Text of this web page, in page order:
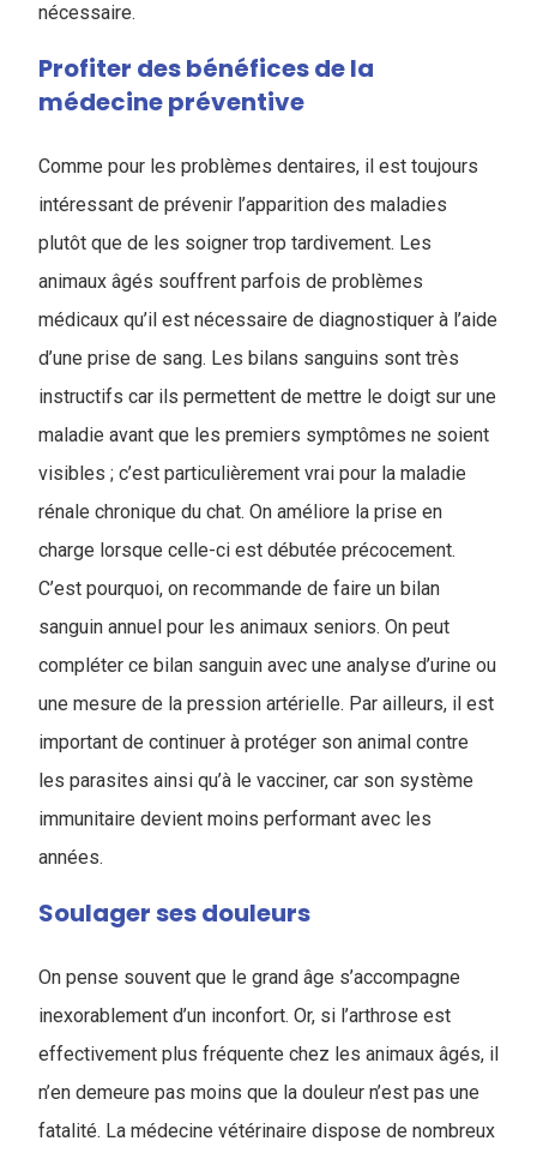
nécessaire.
Profiter des bénéfices de la
médecine préventive
Comme pour les problèmes dentaires, il est toujours
intéressant de prévenir l’apparition des maladies
plutôt que de les soigner trop tardivement. Les
animaux âgés souffrent parfois de problèmes
médicaux qu’il est nécessaire de diagnostiquer à l’aide
d’une prise de sang. Les bilans sanguins sont très
instructifs car ils permettent de mettre le doigt sur une
maladie avant que les premiers symptômes ne soient
visibles ; c’est particulièrement vrai pour la maladie
rénale chronique du chat. On améliore la prise en
charge lorsque celle-ci est débutée précocement.
C’est pourquoi, on recommande de faire un bilan
sanguin annuel pour les animaux seniors. On peut
compléter ce bilan sanguin avec une analyse d’urine ou
une mesure de la pression artérielle. Par ailleurs, il est
important de continuer à protéger son animal contre
les parasites ainsi qu’à le vacciner, car son système
immunitaire devient moins performant avec les
années.
Soulager ses douleurs
On pense souvent que le grand âge s’accompagne
inexorablement d’un inconfort. Or, si l’arthrose est
effectivement plus fréquente chez les animaux âgés, il
n’en demeure pas moins que la douleur n’est pas une
fatalité. La médecine vétérinaire dispose de nombreux